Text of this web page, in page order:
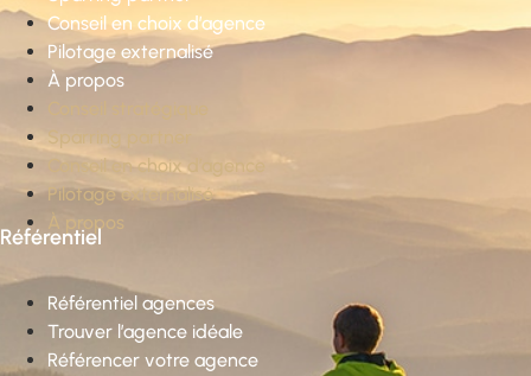
Conseil en choix d’agence
Pilotage externalisé
À propos
Sparring partner
Conseil en choix d’agence
Pilotage externalisé
À propos
Référentiel
Référentiel agences
Trouver l’agence idéale
Référencer votre agence